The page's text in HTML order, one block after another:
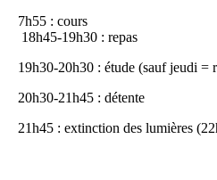
7h55 :
18h45-19h30 : repas
19h30-20h30 : étude (sauf jeudi =
20h30-21h45 : détente
21h45 : extinction des lumières